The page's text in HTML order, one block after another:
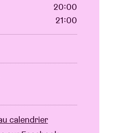
20:00
21:00
calendrier